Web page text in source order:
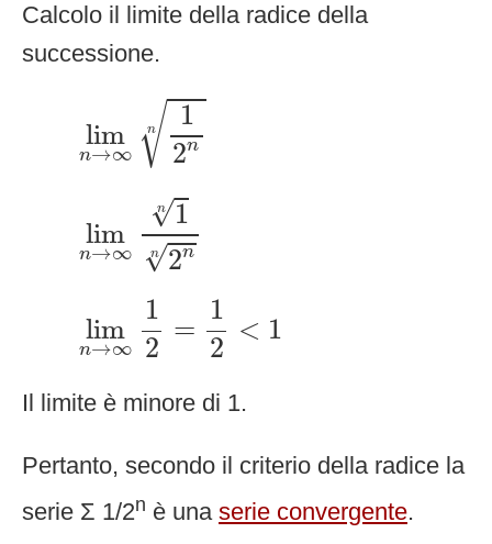
Calcolo il limite della radice della
successione.
lim
n→∞
n
√ 1
2n
∞12
lim
n→∞
n
√1
n
√2n
∞1
lim
n→∞
1
2
=
1
2
< 1
→ 2=
Il limite è minore di 1.
Pertanto, secondo il criterio della radice la
serie Σ 1/2n è una serie convergente.